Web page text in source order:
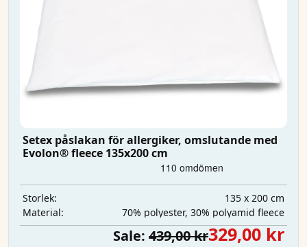
Setex påslakan för allergiker, omslutande med
Evolon® fleece 135x200 cm
Storlek:
135 x 200 cm
Material:
70% polyester, 30% polyamid fleece
Sale: 439,00 kr329,00 kr